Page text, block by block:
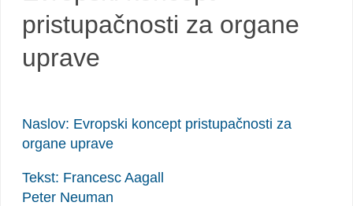
pristupačnosti za organe
uprave
Naslov: Evropski koncept pristupačnosti za
organe uprave
Tekst: Francesc Aagall
Peter Neuman